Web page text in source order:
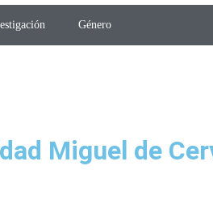
Género
Miguel de